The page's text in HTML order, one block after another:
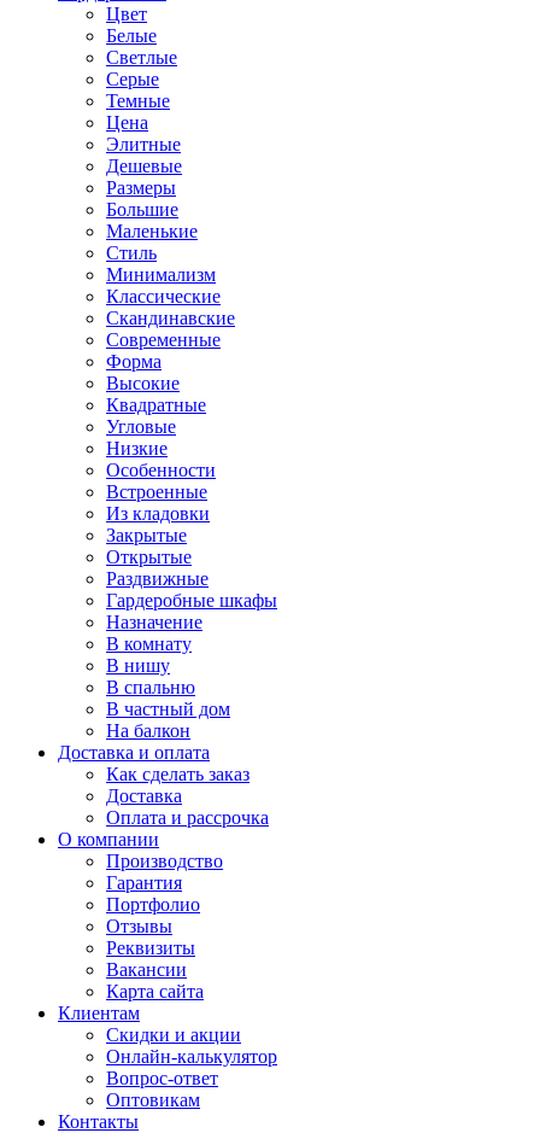
Цвет
Белые
Светлые
Серые
Темные
Цена
Элитные
Дешевые
Размеры
Большие
Маленькие
Стиль
Минимализм
Классические
Скандинавские
Современные
Форма
Высокие
Квадратные
Угловые
Низкие
Особенности
Встроенные
Из кладовки
Закрытые
Открытые
Раздвижные
Гардеробные шкафы
Назначение
В комнату
В нишу
В спальню
В частный дом
На балкон
Доставка и оплата
Как сделать заказ
Доставка
Оплата и рассрочка
О компании
Производство
Гарантия
Портфолио
Отзывы
Реквизиты
Вакансии
Карта сайта
Клиентам
Скидки и акции
Онлайн-калькулятор
Вопрос-ответ
Оптовикам
Контакты